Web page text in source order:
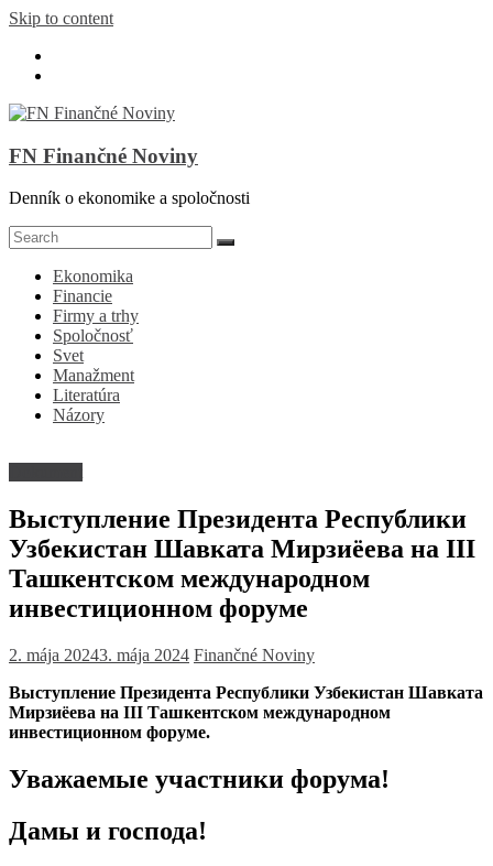
Skip to content
FN Finančné Noviny
Denník o ekonomike a spoločnosti
Ekonomika
Financie
Firmy a trhy
Spoločnosť
Svet
Manažment
Literatúra
Názory
Выступление Президента Республики
Узбекистан Шавката Мирзиёева на III
Ташкентском международном
инвестиционном форуме
2. mája 20243. mája 2024 Finančné Noviny
Выступление Президента Республики Узбекистан Шавката
Мирзиёева на III Ташкентском международном
инвестиционном форуме.
Уважаемые участники форума!
Дамы и господа!